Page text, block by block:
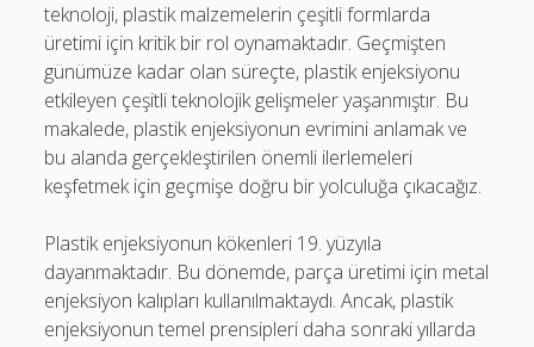
teknoloji, plastik malzemelerin çeşitli formlarda
üretimi için kritik bir rol oynamaktadır. Geçmişten
günümüze kadar olan süreçte, plastik enjeksiyonu
etkileyen çeşitli teknolojik gelişmeler yaşanmıştır. Bu
makalede, plastik enjeksiyonun evrimini anlamak ve
bu alanda gerçekleştirilen önemli ilerlemeleri
keşfetmek için geçmişe doğru bir yolculuğa çıkacağız.
Plastik enjeksiyonun kökenleri 19. yüzyıla
dayanmaktadır. Bu dönemde, parça üretimi için metal
enjeksiyon kalıpları kullanılmaktaydı. Ancak, plastik
enjeksiyonun temel prensipleri daha sonraki yıllarda